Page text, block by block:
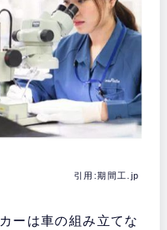
引用:期間工.jp
ーは車の組み立てな